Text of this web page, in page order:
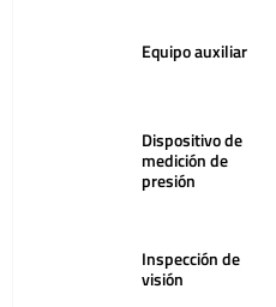
Equipo auxiliar
Dispositivo de
medición de
presión
Inspección de
visión